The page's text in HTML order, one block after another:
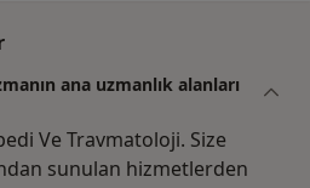
ana uzmanlık alanları
Ve Travmatoloji. Size
sunulan hizmetlerden